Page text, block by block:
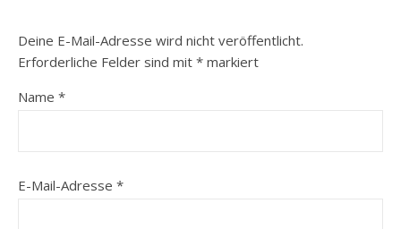
Deine E-Mail-Adresse wird nicht veröffentlicht.
Erforderliche Felder sind mit * markiert
Name *
E-Mail-Adresse *